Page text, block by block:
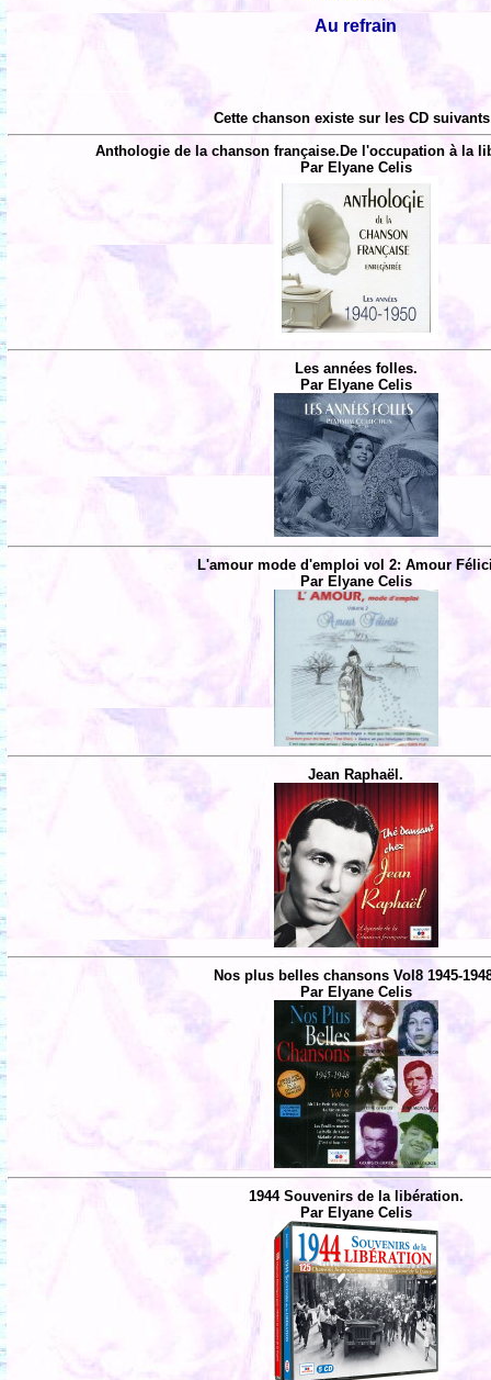
Au refrain
Cette chanson existe sur les CD
Anthologie de la chanson française.De l'occupation à la
Par Elyane Celis
Les années folles.
Par Elyane Celis
L'amour mode d'emploi vol 2: Amour
Par Elyane Celis
Jean Raphaël.
Nos plus belles chansons Vol8 1945-
Par Elyane Celis
1944 Souvenirs de la libération.
Par Elyane Celis